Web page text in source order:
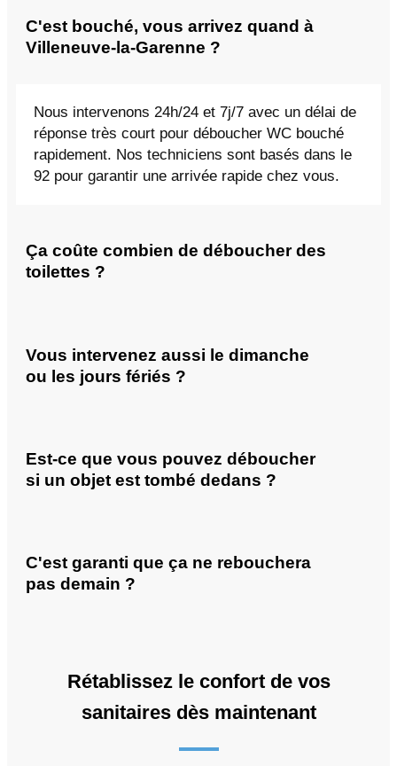
C'est bouché, vous arrivez quand à
Villeneuve-la-Garenne ?
Nous intervenons 24h/24 et 7j/7 avec un délai de
réponse très court pour déboucher WC bouché
rapidement. Nos techniciens sont basés dans le
92 pour garantir une arrivée rapide chez vous.
Ça coûte combien de déboucher des
toilettes ?
Vous intervenez aussi le dimanche
ou les jours fériés ?
Est-ce que vous pouvez déboucher
si un objet est tombé dedans ?
C'est garanti que ça ne rebouchera
pas demain ?
Rétablissez le confort de vos
sanitaires dès maintenant